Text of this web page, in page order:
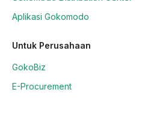
Aplikasi Gokomodo
Untuk Perusahaan
GokoBiz
E-Procurement